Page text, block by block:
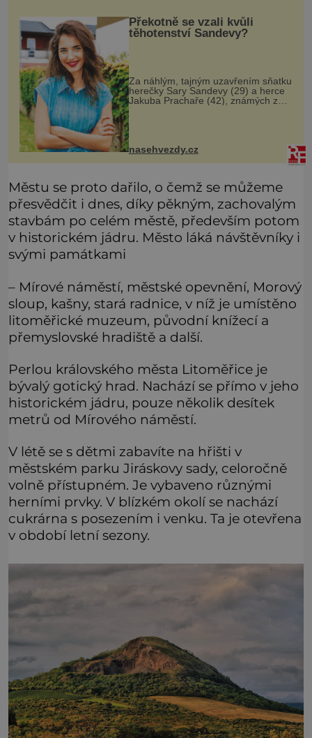
Překotně se vzali kvůli
těhotenství Sandevy?
Za náhlým, tajným uzavřením sňatku
herečky Sary Sandevy (29) a herce
Jakuba Prachaře (42), známých ze
seriálu Jakub a Sara, se skrývá
možná mnohem víc než jen touha
nasehvezdy.cz
Městu se proto dařilo, o čemž se můžeme
přesvědčit i dnes, díky pěkným, zachovalým
stavbám po celém městě, především potom
v historickém jádru. Město láká návštěvníky i
svými památkami
– Mírové náměstí, městské opevnění, Morový
sloup, kašny, stará radnice, v níž je umístěno
litoměřické muzeum, původní knížecí a
přemyslovské hradiště a další.
Perlou královského města Litoměřice je
bývalý gotický hrad. Nachází se přímo v jeho
historickém jádru, pouze několik desítek
metrů od Mírového náměstí.
V létě se s dětmi zabavíte na hřišti v
městském parku Jiráskovy sady, celoročně
volně přístupném. Je vybaveno různými
herními prvky. V blízkém okolí se nachází
cukrárna s posezením i venku. Ta je otevřena
v období letní sezony.